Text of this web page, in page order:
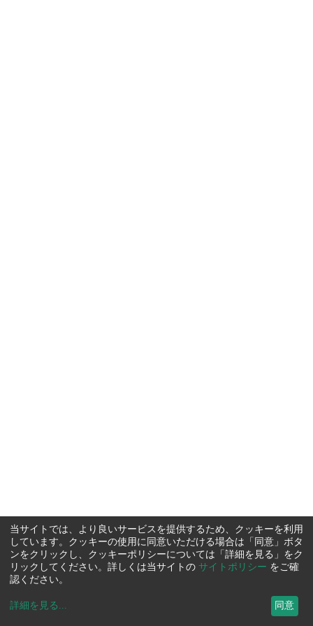
当サイトでは、より良いサービスを提供するため、クッキーを利用
しています。クッキーの使用に同意いただける場合は「同意」ボタ
ンをクリックし、クッキーポリシーについては「詳細を見る」をク
リックしてください。詳しくは当サイトの サイトポリシー をご確
認ください。
詳細を見る ... 同意